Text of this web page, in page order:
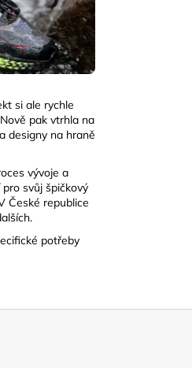
si ale rychle
pak vtrhla na
designy na hraně
vývoje a
svůj špičkový
České republice
potřeby